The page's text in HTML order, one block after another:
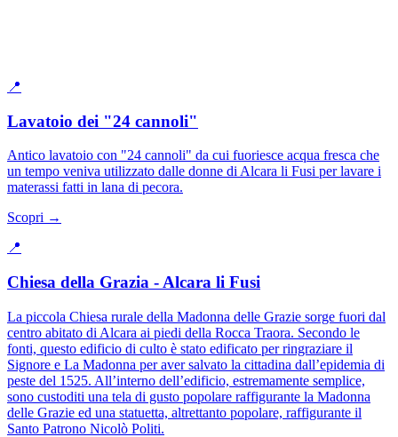
📍
Lavatoio dei "24 cannoli"
Antico lavatoio con "24 cannoli" da cui fuoriesce acqua fresca che
un tempo veniva utilizzato dalle donne di Alcara li Fusi per lavare i
materassi fatti in lana di pecora.
Scopri →
📍
Chiesa della Grazia - Alcara li Fusi
La piccola Chiesa rurale della Madonna delle Grazie sorge fuori dal
centro abitato di Alcara ai piedi della Rocca Traora. Secondo le
fonti, questo edificio di culto è stato edificato per ringraziare il
Signore e La Madonna per aver salvato la cittadina dall’epidemia di
peste del 1525. All’interno dell’edificio, estremamente semplice,
sono custoditi una tela di gusto popolare raffigurante la Madonna
delle Grazie ed una statuetta, altrettanto popolare, raffigurante il
Santo Patrono Nicolò Politi.